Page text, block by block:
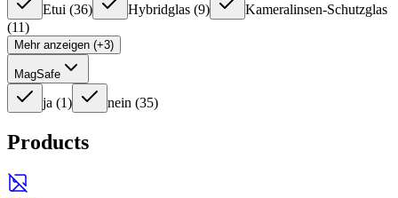
Etui (36) Hybridglas (9)
Kameralinsen-Schutzglas
(11)
Mehr anzeigen (+3)
MagSafe
ja (1) nein (35)
Products